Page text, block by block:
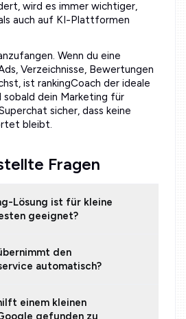
wird es immer wichtiger,
auch auf KI-Plattformen
Wenn du eine
Verzeichnisse, Bewertungen
ist rankingCoach der ideale
sobald dein Marketing für
sicher, dass keine
bleibt.
Fragen
Lösung ist für kleine
geeignet?
den
automatisch?
einem kleinen
gefunden zu